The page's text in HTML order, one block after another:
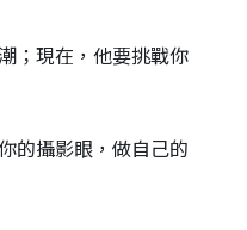
；現在，他要挑戰你
的攝影眼，做自己的